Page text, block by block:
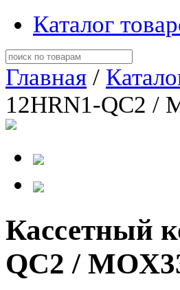
Каталог
Главная /
12HRN1-QC2 /
Кассетный
QC2 /